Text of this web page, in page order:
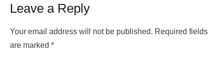
Leave a Reply
Your email address will not be published. Required fields
are marked *